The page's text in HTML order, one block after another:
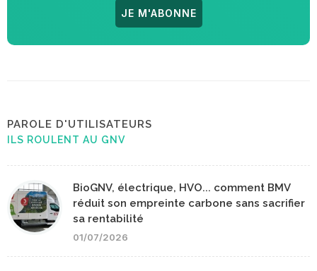
JE M'ABONNE
PAROLE D'UTILISATEURS
ILS ROULENT AU GNV
BioGNV, électrique, HVO... comment BMV
réduit son empreinte carbone sans sacrifier
sa rentabilité
01/07/2026